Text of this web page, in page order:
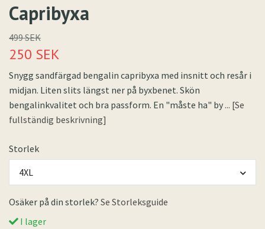
Capribyxa
499 SEK
250 SEK
Snygg sandfärgad bengalin capribyxa med insnitt och resår i
midjan. Liten slits längst ner på byxbenet. Skön
bengalinkvalitet och bra passform. En "måste ha" by ... [Se
fullständig beskrivning]
Storlek
4XL
Osäker på din storlek? Se Storleksguide
I lager